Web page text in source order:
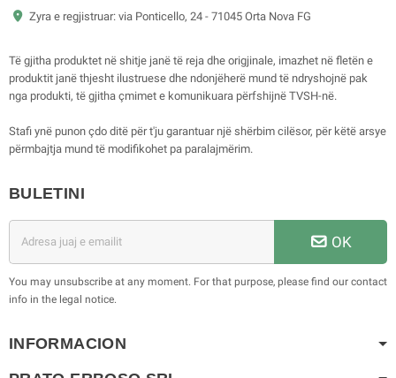
Zyra e regjistruar: via Ponticello, 24 - 71045 Orta Nova FG
Të gjitha produktet në shitje janë të reja dhe origjinale, imazhet në fletën e
produktit janë thjesht ilustruese dhe ndonjëherë mund të ndryshojnë pak
nga produkti, të gjitha çmimet e komunikuara përfshijnë TVSH-në.
Stafi ynë punon çdo ditë për t'ju garantuar një shërbim cilësor, për këtë arsye
përmbajtja mund të modifikohet pa paralajmërim.
BULETINI
OK
You may unsubscribe at any moment. For that purpose, please find our contact
info in the legal notice.
INFORMACION